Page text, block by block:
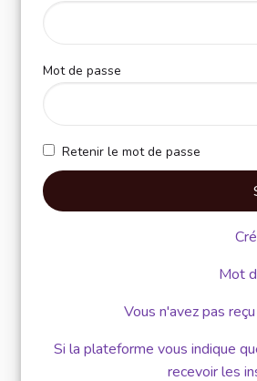
Mot de passe
Votre mot de passe est caché
Retenir le mot de passe
Mot
Vous n'avez pas
Si la plateforme vous indique
recevoir les